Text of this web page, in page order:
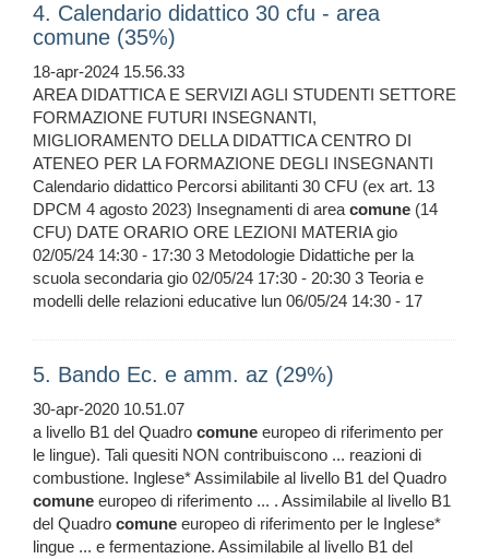
4. Calendario didattico 30 cfu - area
comune (35%)
18-apr-2024 15.56.33
AREA DIDATTICA E SERVIZI AGLI STUDENTI SETTORE
FORMAZIONE FUTURI INSEGNANTI,
MIGLIORAMENTO DELLA DIDATTICA CENTRO DI
ATENEO PER LA FORMAZIONE DEGLI INSEGNANTI
Calendario didattico Percorsi abilitanti 30 CFU (ex art. 13
DPCM 4 agosto 2023) Insegnamenti di areacomune (14
CFU) DATE ORARIO ORE LEZIONI MATERIA gio
02/05/24 14:30 - 17:30 3 Metodologie Didattiche per la
scuola secondaria gio 02/05/24 17:30 - 20:30 3 Teoria e
modelli delle relazioni educative lun 06/05/24 14:30 - 17
5. Bando Ec. e amm. az (29%)
30-apr-2020 10.51.07
a livello B1 del Quadro comune europeo di riferimento per
le lingue). Tali quesiti NON contribuiscono ... reazioni di
combustione. Inglese* Assimilabile al livello B1 del Quadro
comune europeo di riferimento ... . Assimilabile al livello B1
del Quadro comune europeo di riferimento per le Inglese*
lingue ... e fermentazione. Assimilabile al livello B1 del